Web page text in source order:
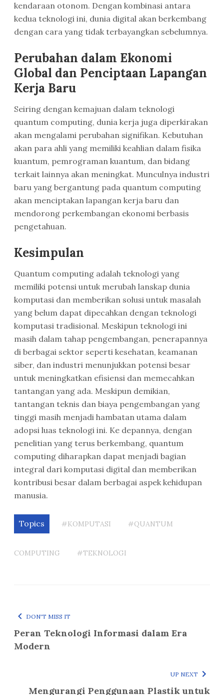
kendaraan otonom. Dengan kombinasi antara
kedua teknologi ini, dunia digital akan berkembang
dengan cara yang tidak terbayangkan sebelumnya.
Perubahan dalam Ekonomi
Global dan Penciptaan Lapangan
Kerja Baru
Seiring dengan kemajuan dalam teknologi
quantum computing, dunia kerja juga diperkirakan
akan mengalami perubahan signifikan. Kebutuhan
akan para ahli yang memiliki keahlian dalam fisika
kuantum, pemrograman kuantum, dan bidang
terkait lainnya akan meningkat. Munculnya industri
baru yang bergantung pada quantum computing
akan menciptakan lapangan kerja baru dan
mendorong perkembangan ekonomi berbasis
pengetahuan.
Kesimpulan
Quantum computing adalah teknologi yang
memiliki potensi untuk merubah lanskap dunia
komputasi dan memberikan solusi untuk masalah
yang belum dapat dipecahkan dengan teknologi
komputasi tradisional. Meskipun teknologi ini
masih dalam tahap pengembangan, penerapannya
di berbagai sektor seperti kesehatan, keamanan
siber, dan industri menunjukkan potensi besar
untuk meningkatkan efisiensi dan memecahkan
tantangan yang ada. Meskipun demikian,
tantangan teknis dan biaya pengembangan yang
tinggi masih menjadi hambatan utama dalam
adopsi luas teknologi ini. Ke depannya, dengan
penelitian yang terus berkembang, quantum
computing diharapkan dapat menjadi bagian
integral dari komputasi digital dan memberikan
kontribusi besar dalam berbagai aspek kehidupan
manusia.
Topics #KOMPUTASI #QUANTUM
COMPUTING #TEKNOLOGI
DON'T MISS IT
Peran Teknologi Informasi dalam Era
Modern
UP NEXT
Mengurangi Penggunaan Plastik untuk